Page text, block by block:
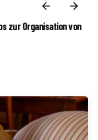
zur Organisation von